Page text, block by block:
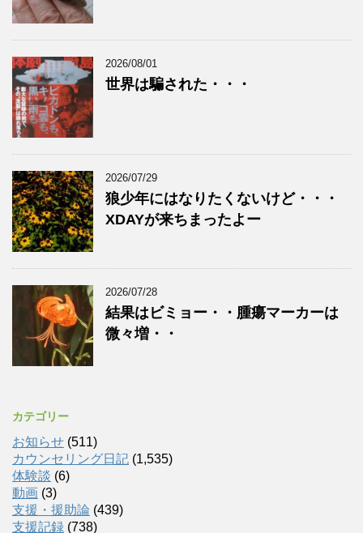
2026/08/01
世界は騙された・・・
2026/07/29
狼少年にはなりたくないけど・・・
XDAYが来ちまったよー
2026/07/28
結果はビミョー・・腫瘍マーカーは
微々増・・
カテゴリー
お知らせ (511)
カウンセリング日記 (1,535)
体験談 (6)
動画 (3)
支援・援助論 (439)
支援記録 (738)